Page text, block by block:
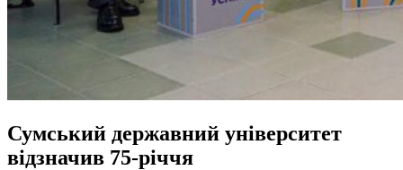
Сумський державний університет
відзначив 75-річчя